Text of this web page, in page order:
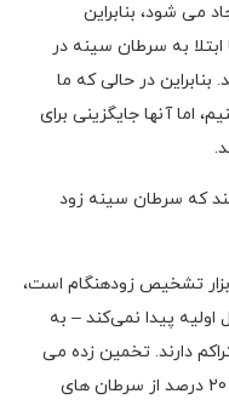
می شود، بنابراین
به سرطان سینه در
بنابراین در حالی که ما
اما آنها جایگزینی برای
که سرطان سینه زود
تشخیص زودهنگام است،
پیدا نمی‌کند – به
دارند. تخمین زده می
شود که ماموگرافی می تواند حدود 20 درصد از سرطان های